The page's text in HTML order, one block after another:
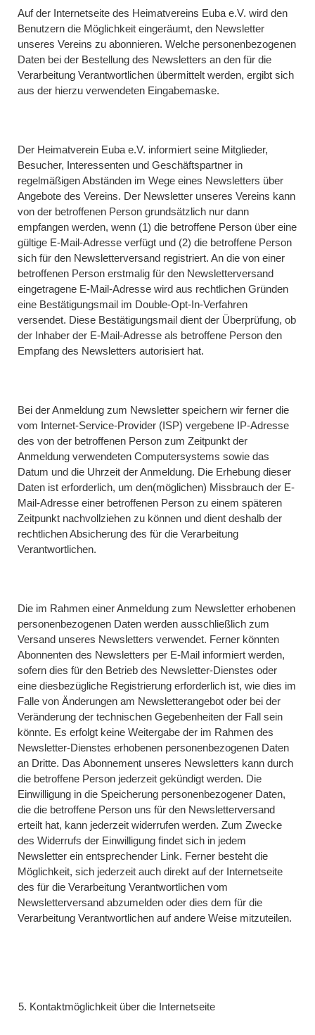
Auf der Internetseite des Heimatvereins Euba e.V. wird den
Benutzern die Möglichkeit eingeräumt, den Newsletter
unseres Vereins zu abonnieren. Welche personenbezogenen
Daten bei der Bestellung des Newsletters an den für die
Verarbeitung Verantwortlichen übermittelt werden, ergibt sich
aus der hierzu verwendeten Eingabemaske.
Der Heimatverein Euba e.V. informiert seine Mitglieder,
Besucher, Interessenten und Geschäftspartner in
regelmäßigen Abständen im Wege eines Newsletters über
Angebote des Vereins. Der Newsletter unseres Vereins kann
von der betroffenen Person grundsätzlich nur dann
empfangen werden, wenn (1) die betroffene Person über eine
gültige E-Mail-Adresse verfügt und (2) die betroffene Person
sich für den Newsletterversand registriert. An die von einer
betroffenen Person erstmalig für den Newsletterversand
eingetragene E-Mail-Adresse wird aus rechtlichen Gründen
eine Bestätigungsmail im Double-Opt-In-Verfahren
versendet. Diese Bestätigungsmail dient der Überprüfung, ob
der Inhaber der E-Mail-Adresse als betroffene Person den
Empfang des Newsletters autorisiert hat.
Bei der Anmeldung zum Newsletter speichern wir ferner die
vom Internet-Service-Provider (ISP) vergebene IP-Adresse
des von der betroffenen Person zum Zeitpunkt der
Anmeldung verwendeten Computersystems sowie das
Datum und die Uhrzeit der Anmeldung. Die Erhebung dieser
Daten ist erforderlich, um den(möglichen) Missbrauch der E-
Mail-Adresse einer betroffenen Person zu einem späteren
Zeitpunkt nachvollziehen zu können und dient deshalb der
rechtlichen Absicherung des für die Verarbeitung
Verantwortlichen.
Die im Rahmen einer Anmeldung zum Newsletter erhobenen
personenbezogenen Daten werden ausschließlich zum
Versand unseres Newsletters verwendet. Ferner könnten
Abonnenten des Newsletters per E-Mail informiert werden,
sofern dies für den Betrieb des Newsletter-Dienstes oder
eine diesbezügliche Registrierung erforderlich ist, wie dies im
Falle von Änderungen am Newsletterangebot oder bei der
Veränderung der technischen Gegebenheiten der Fall sein
könnte. Es erfolgt keine Weitergabe der im Rahmen des
Newsletter-Dienstes erhobenen personenbezogenen Daten
an Dritte. Das Abonnement unseres Newsletters kann durch
die betroffene Person jederzeit gekündigt werden. Die
Einwilligung in die Speicherung personenbezogener Daten,
die die betroffene Person uns für den Newsletterversand
erteilt hat, kann jederzeit widerrufen werden. Zum Zwecke
des Widerrufs der Einwilligung findet sich in jedem
Newsletter ein entsprechender Link. Ferner besteht die
Möglichkeit, sich jederzeit auch direkt auf der Internetseite
des für die Verarbeitung Verantwortlichen vom
Newsletterversand abzumelden oder dies dem für die
Verarbeitung Verantwortlichen auf andere Weise mitzuteilen.
Kontaktmöglichkeit über die Internetseite